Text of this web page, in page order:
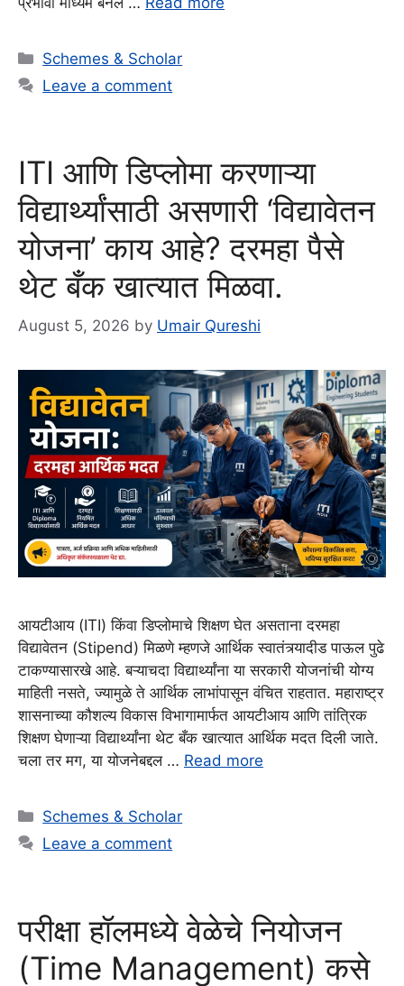
Categories
Schemes & Scholar
Leave a comment
ITI आणि डिप्लोमा करणाऱ्या
विद्यार्थ्यांसाठी असणारी ‘विद्यावेतन
योजना’ काय आहे? दरमहा पैसे
थेट बँक खात्यात मिळवा.
August 5, 2026 by Umair Qureshi
आयटीआय (ITI) किंवा डिप्लोमाचे शिक्षण घेत असताना दरमहा
विद्यावेतन (Stipend) मिळणे म्हणजे आर्थिक स्वातंत्र्यादीड पाऊल पुढे
टाकण्यासारखे आहे. बऱ्याचदा विद्यार्थ्यांना या सरकारी योजनांची योग्य
माहिती नसते, ज्यामुळे ते आर्थिक लाभांपासून वंचित राहतात. महाराष्ट्र
शासनाच्या कौशल्य विकास विभागामार्फत आयटीआय आणि तांत्रिक
शिक्षण घेणाऱ्या विद्यार्थ्यांना थेट बँक खात्यात आर्थिक मदत दिली जाते.
चला तर मग, या योजनेबद्दल … Read more
Categories
Schemes & Scholar
Leave a comment
परीक्षा हॉलमध्ये वेळेचे नियोजन
(Time Management) कसे